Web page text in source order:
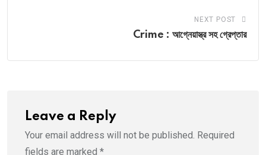
NEXT POST
Crime : আগ্নেয়াস্ত্র সহ গ্রেপ্তার
Leave a Reply
Your email address will not be published. Required
fields are marked *